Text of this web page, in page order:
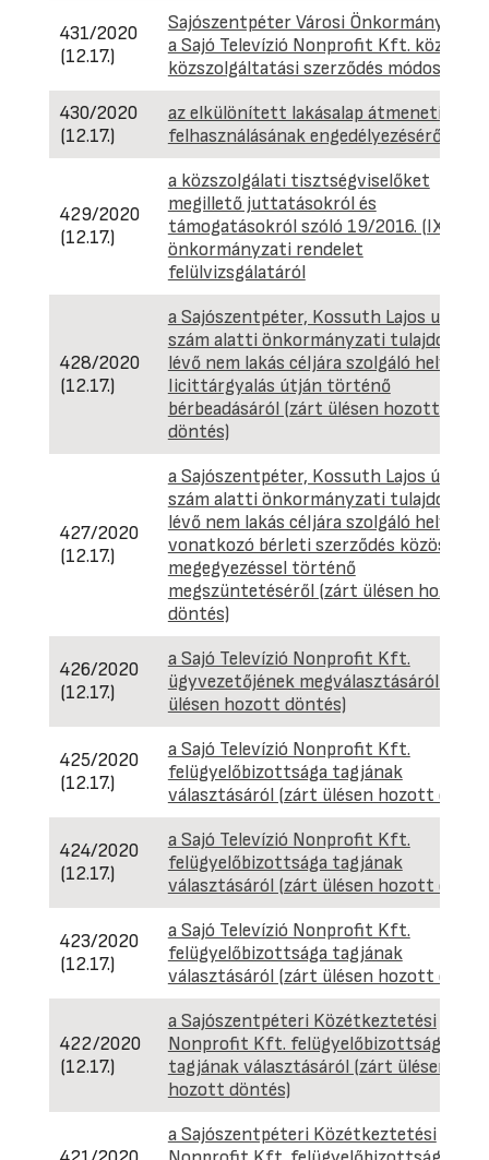
431/2020
(12.17.)
Sajószentpéter Városi Önkormányzat
a Sajó Televízió Nonprofit Kft. közötti
közszolgáltatási szerződés
430/2020
(12.17.)
az elkülönített lakásalap átmeneti
felhasználásának engedélyezéséről
429/2020
(12.17.)
a közszolgálati tisztségviselőket
megillető juttatásokról és
támogatásokról szóló 19/2016. (IX. 5.)
önkormányzati rendelet
felülvizsgálatáról
428/2020
(12.17.)
a Sajószentpéter, Kossuth Lajos u. 149.
szám alatti önkormányzati tulajdonban
lévő nem lakás céljára szolgáló helyiség
licittárgyalás útján történő
bérbeadásáról (zárt ülésen hozott
döntés)
427/2020
(12.17.)
a Sajószentpéter, Kossuth Lajos út 149.
szám alatti önkormányzati tulajdonban
lévő nem lakás céljára szolgáló
vonatkozó bérleti szerződés közös
megegyezéssel történő
megszüntetéséről (zárt ülésen hozott
döntés)
426/2020
(12.17.)
a Sajó Televízió Nonprofit Kft.
ügyvezetőjének megválasztásáról (zárt
ülésen hozott döntés)
425/2020
(12.17.)
a Sajó Televízió Nonprofit Kft.
felügyelőbizottsága tagjának
választásáról (zárt ülésen hozott
424/2020
(12.17.)
a Sajó Televízió Nonprofit Kft.
felügyelőbizottsága tagjának
választásáról (zárt ülésen hozott
423/2020
(12.17.)
a Sajó Televízió Nonprofit Kft.
felügyelőbizottsága tagjának
választásáról (zárt ülésen hozott
422/2020
(12.17.)
a Sajószentpéteri Közétkeztetési
Nonprofit Kft. felügyelőbizottsága
tagjának választásáról (zárt ülésen
hozott döntés)
a Sajószentpéteri Közétkeztetési